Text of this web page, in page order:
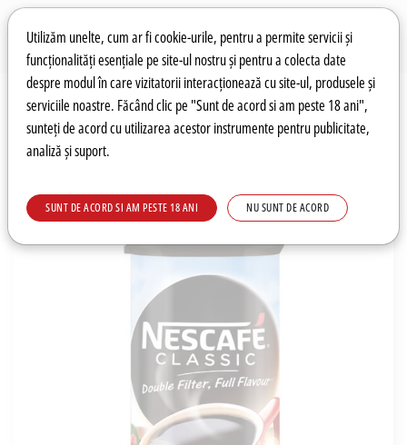
Preferințe pentru cookie-uri
Utilizăm unelte, cum ar fi cookie-urile, pentru a permite servicii și
funcționalități esențiale pe site-ul nostru și pentru a colecta date
despre modul în care vizitatorii interacționează cu site-ul, produsele și
serviciile noastre. Făcând clic pe "Sunt de acord si am peste 18 ani",
sunteți de acord cu utilizarea acestor instrumente pentru publicitate,
analiză și suport.
SUNT DE ACORD SI AM PESTE 18 ANI NU SUNT DE ACORD
Wishlist Autentificare